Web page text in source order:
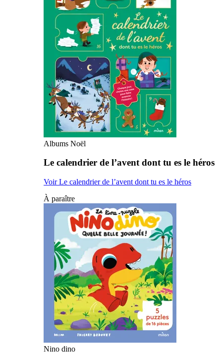
Albums Noël
Le calendrier de l’avent dont tu es le héros
Voir Le calendrier de l’avent dont tu es le héros
À paraître
Nino dino